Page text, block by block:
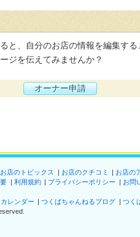
と、自分のお店の情報を編集する
ジを伝えてみませんか？
オーナー申請
お店のトピックス お店のクチコミ お店の
利用規約 プライバシーポリシー お問
レンダー つくばちゃんねるブログ
つく